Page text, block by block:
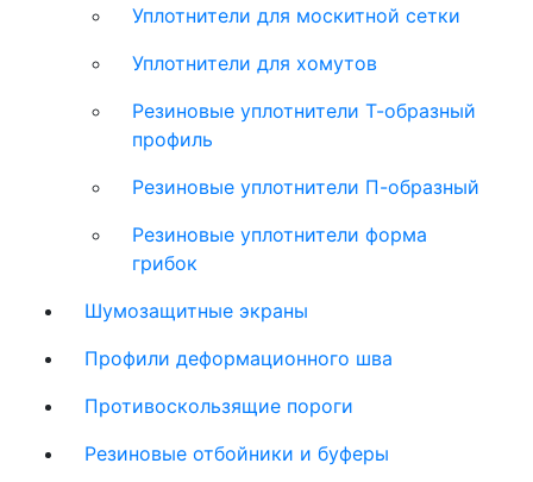
Уплотнители для москитной сетки
Уплотнители для хомутов
Резиновые уплотнители Т-образный
профиль
Резиновые уплотнители П-образный
Резиновые уплотнители форма
грибок
Шумозащитные экраны
Профили деформационного шва
Противоскользящие пороги
Резиновые отбойники и буферы